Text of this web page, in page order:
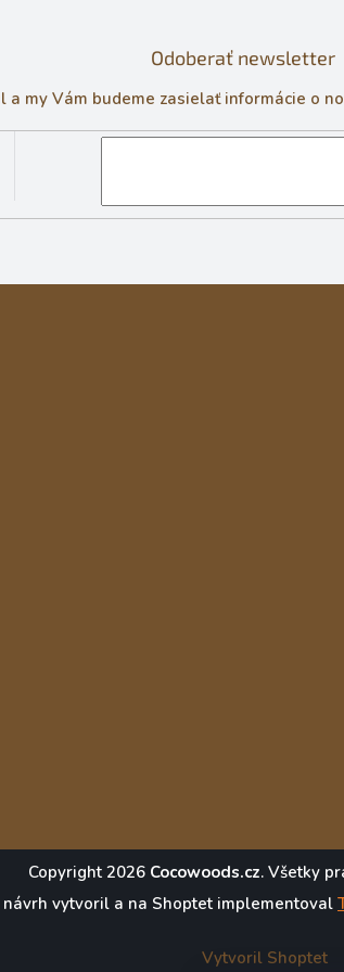
Odoberať newsletter
my Vám budeme zasielať informácie o
Copyright 2026 Cocowoods.cz. Všetky
návrh vytvoril a na Shoptet implementoval
Vytvoril Shoptet